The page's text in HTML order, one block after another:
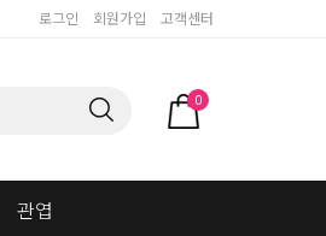
로그인 회원가입 고객센터
0
관엽